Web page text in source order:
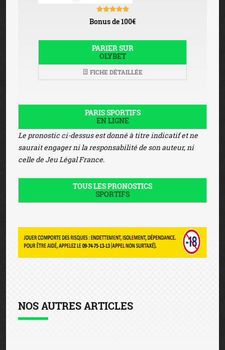
Bonus de 100€
PARIER SUR
OLYBET
FICHE DÉTAILLÉE
PARIS SPORTIFS
EN LIGNE
Le pronostic ci-dessus est donné à titre indicatif et ne
saurait engager ni la responsabilité de son auteur, ni
celle de Jeu Légal France.
TOUS LES PRONOSTICS
SPORTIFS
NOS AUTRES ARTICLES